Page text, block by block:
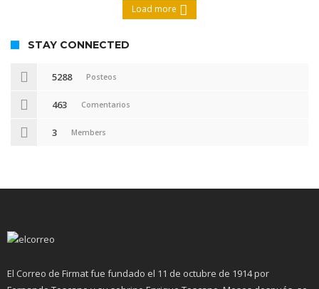
Load more
STAY CONNECTED
5288 Posteos
463 Comentarios
3 Members
El Correo de Firmat fue fundado el 11 de octubre de 1914 por